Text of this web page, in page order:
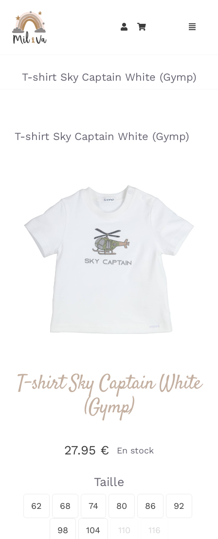
contenu
T-shirt Sky Captain White (Gymp)
T-shirt Sky Captain White (Gymp)
T-shirt Sky Captain White
(Gymp)
27.95 € En stock
Taille
62 68 74 80 86 92
98 104 110 116